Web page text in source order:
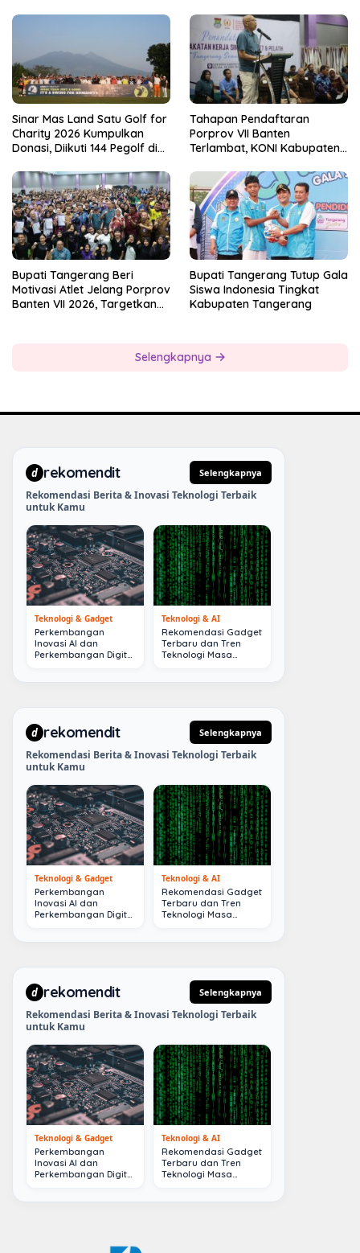
Sinar Mas Land Satu Golf for
Charity 2026 Kumpulkan
Donasi, Diikuti 144 Pegolf di
Tahapan Pendaftaran
Porprov VII Banten
Terlambat, KONI Kabupaten
Kesiapan Panitia
Bupati Tangerang Beri
Motivasi Atlet Jelang Porprov
Banten VII 2026, Targetkan
Bupati Tangerang Tutup Gala
Siswa Indonesia Tingkat
Kabupaten Tangerang
Selengkapnya
d rekomendit Selengkapnya
Rekomendasi Berita & Inovasi Teknologi Terbaik
untuk Kamu
Teknologi & Gadget
Perkembangan
Inovasi AI dan
Perkembangan Digital
Teknologi & AI
Rekomendasi Gadget
Terbaru dan Tren
Teknologi Masa
d rekomendit Selengkapnya
Rekomendasi Berita & Inovasi Teknologi Terbaik
untuk Kamu
Teknologi & Gadget
Perkembangan
Inovasi AI dan
Perkembangan Digital
Teknologi & AI
Rekomendasi Gadget
Terbaru dan Tren
Teknologi Masa
d rekomendit Selengkapnya
Rekomendasi Berita & Inovasi Teknologi Terbaik
untuk Kamu
Teknologi & Gadget
Perkembangan
Inovasi AI dan
Perkembangan Digital
Teknologi & AI
Rekomendasi Gadget
Terbaru dan Tren
Teknologi Masa